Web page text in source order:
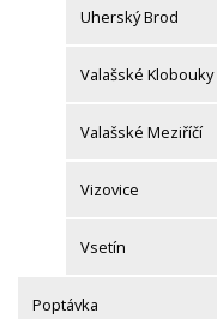
Uherský Brod
Valašské Klobouky
Valašské Meziříčí
Vizovice
Vsetín
Poptávka